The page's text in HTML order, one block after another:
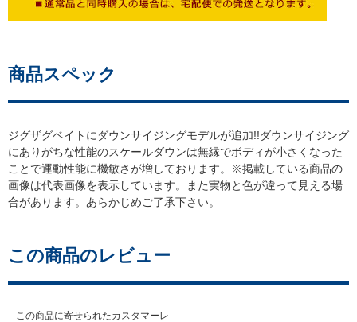
商品スペック
ジグザグベイトにダウンサイジングモデルが追加!!ダウンサイジング
にありがちな性能のスケールダウンは無縁でボディが小さくなった
ことで運動性能に機敏さが増しております。※掲載している商品の
画像は代表画像を表示しています。また実物と色が違って見える場
合があります。あらかじめご了承下さい。
この商品のレビュー
この商品に寄せられたカスタマーレ